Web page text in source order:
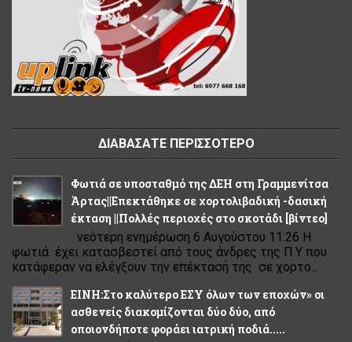
ΔΙΑΒΑΣΑΤΕ ΠΕΡΙΣΣΟΤΕΡΟ
Φωτιά σε υποσταθμό της ΔΕΗ στη Γραμμενίτσα
Άρτας||Επεκτάθηκε σε χορτολιβαδική -δασική
έκταση ||Πολλές περιοχές στο σκοτάδι [βίντεο]
νεότερη ενημέρωση 6 Αυγούστου 11:26 Η
φωτιά έχει κατασβεστεί από τους άνδρες της Π.Υ που
κατάφεραν να ελέγξουν την επέκτασή της σε χορτο...
ΕΙΝΗ:Στο καλύτερο ΕΣΥ όλων των εποχών» οι
ασθενείς διακομίζονται δύο δύο, από
οποιονδήποτε φοράει ιατρική ποδιά.....